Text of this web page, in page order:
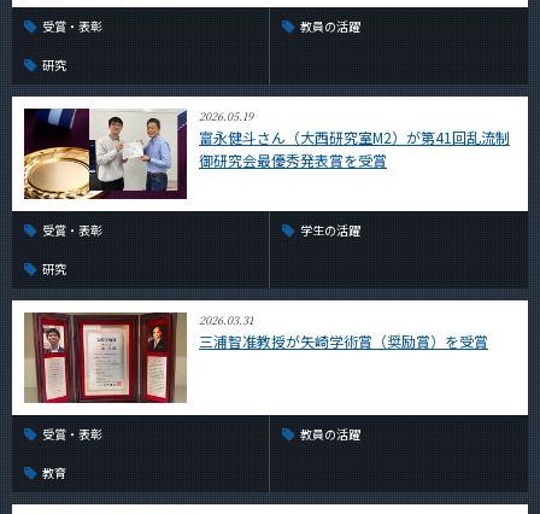
受賞・表彰 教員の活躍
研究
2026.05.19
富永健斗さん（大西研究室M2）が第41回乱流制
御研究会最優秀発表賞を受賞
受賞・表彰 学生の活躍
研究
2026.03.31
三浦智准教授が矢崎学術賞（奨励賞）を受賞
受賞・表彰 教員の活躍
教育